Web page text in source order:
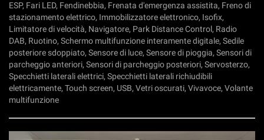
ESP, Fari LED, Fendinebbia, Frenata d'emergenza assistita, Freno di
stazionamento elettrico, Immobilizzatore elettronico, Isofix,
Limitatore di velocità, Navigatore, Park Distance Control, Radio
DAB, Ruotino, Schermo multifunzione interamente digitale, Sedile
posteriore sdoppiato, Sensore di luce, Sensore di pioggia, Sensori di
parcheggio anteriori, Sensori di parcheggio posteriori, Servosterzo,
Specchietti laterali elettrici, Specchietti laterali richiudibili
elettricamente, Touch screen, USB, Vetri oscurati, Vivavoce, Volante
multifunzione